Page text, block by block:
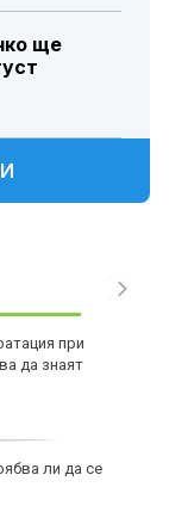
ще
при
да знаят
ли да се